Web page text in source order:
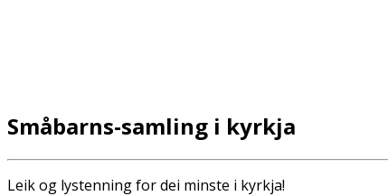
Småbarns-samling i kyrkja
Leik og lystenning for dei minste i kyrkja!